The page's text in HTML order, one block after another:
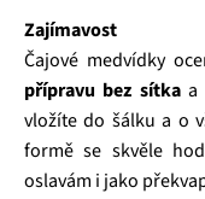
Zajímavost
Čajové medvídky
přípravu bez sítkaa
vložíte do šálku a o
formě se skvěle
oslavám i jako